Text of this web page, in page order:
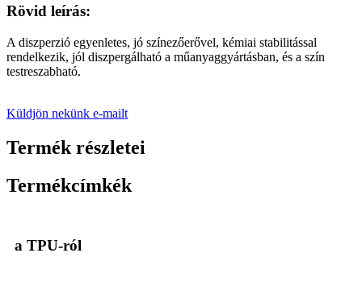
Rövid leírás:
A diszperzió egyenletes, jó színezőerővel, kémiai stabilitással
rendelkezik, jól diszpergálható a műanyaggyártásban, és a szín
testreszabható.
Küldjön nekünk e-mailt
Termék részletei
Termékcímkék
a TPU-ról